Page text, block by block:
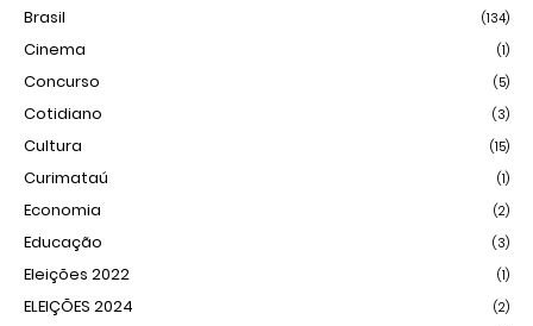
Brasil (134)
Cinema (1)
Concurso (5)
Cotidiano (3)
Cultura (15)
Curimataú (1)
Economia (2)
Educação (3)
Eleições 2022 (1)
ELEIÇÕES 2024 (2)